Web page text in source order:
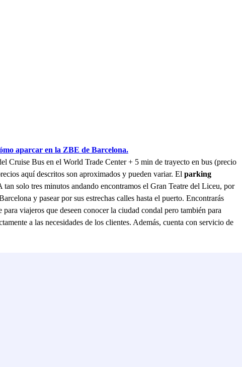
aparcar en la ZBE de Barcelona.
Cruise Bus en el World Trade Center + 5 min de trayecto en bus (precio
aquí descritos son aproximados y pueden variar. El parking
solo tres minutos andando encontramos el Gran Teatre del Liceu, por
y pasear por sus estrechas calles hasta el puerto. Encontrarás
viajeros que deseen conocer la ciudad condal pero también para
a las necesidades de los clientes. Además, cuenta con servicio de